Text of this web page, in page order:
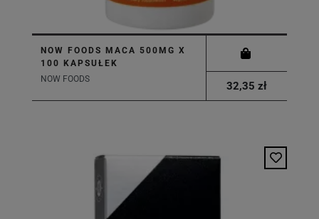
NOW FOODS MACA 500MG X
100 KAPSUŁEK
NOW FOODS
32,35 zł